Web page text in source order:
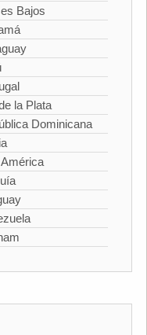
Bajos
la Plata
Dominicana